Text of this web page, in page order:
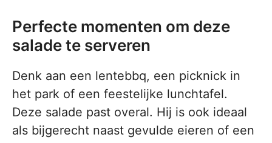
Perfecte momenten om deze
salade te serveren
Denk aan een lentebbq, een picknick in
het park of een feestelijke lunchtafel.
Deze salade past overal. Hij is ook ideaal
als bijgerecht naast gevulde eieren of een